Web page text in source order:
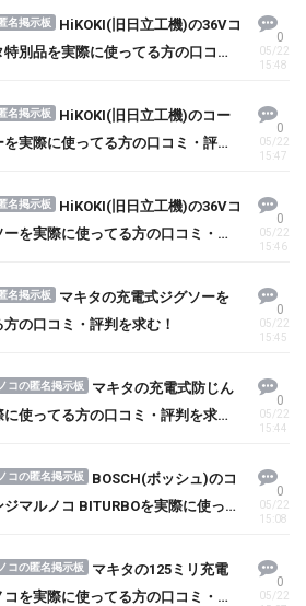
名掲示板
HiKOKI(旧日立工機)の36Vコ
別品を実際に使ってる方の口コ
0
05/22
15:48
名掲示板
HiKOKI(旧日立工機)のコー
を実際に使ってる方の口コミ・評判
0
05/22
15:47
名掲示板
HiKOKI(旧日立工機)の36Vコ
を実際に使ってる方の口コミ・評
0
05/22
15:46
名掲示板
マキタの充電式ジグソーを
の口コミ・評判を求む！
0
05/22
15:45
コの匿名掲示板
マキタの充電式防じん
に使ってる方の口コミ・評判を求
0
05/22
15:44
コの匿名掲示板
BOSCH(ボッシュ)のコ
マルノコ BITURBOを実際に使って
0
05/22
15:08
コの匿名掲示板
マキタの125ミリ充電
を実際に使ってる方の口コミ・評
0
05/22